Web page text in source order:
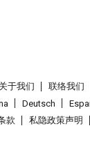
关于我们 联络我们
Deutsch
款
私隐政策声明